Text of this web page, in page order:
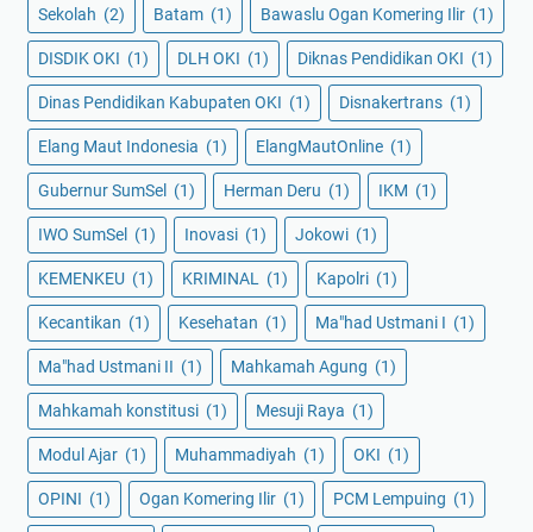
Sekolah (2) Batam (1) Bawaslu Ogan Komering Ilir (1)
DISDIK OKI (1) DLH OKI (1) Diknas Pendidikan OKI (1)
Dinas Pendidikan Kabupaten OKI (1) Disnakertrans (1)
Elang Maut Indonesia (1) ElangMautOnline (1)
Gubernur SumSel (1) Herman Deru (1) IKM (1)
IWO SumSel (1) Inovasi (1) Jokowi (1)
KEMENKEU (1) KRIMINAL (1) Kapolri (1)
Kecantikan (1) Kesehatan (1) Ma"had Ustmani I (1)
Ma"had Ustmani II (1) Mahkamah Agung (1)
Mahkamah konstitusi (1) Mesuji Raya (1)
Modul Ajar (1) Muhammadiyah (1) OKI (1)
OPINI (1) Ogan Komering Ilir (1) PCM Lempuing (1)